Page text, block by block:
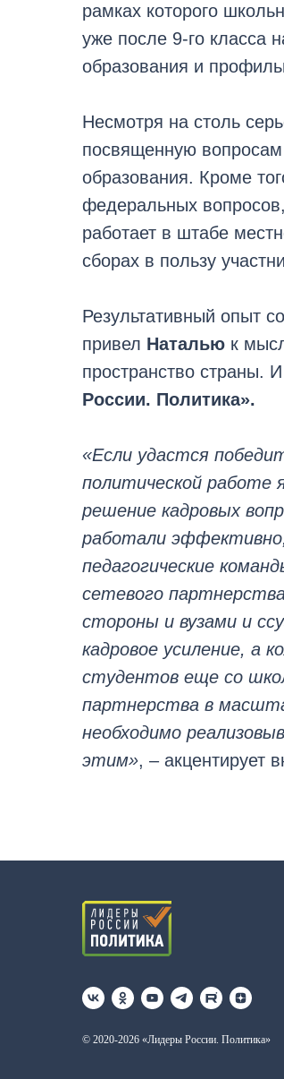
рамках которого
уже после 9-го класса
образования и
Несмотря на столь
посвященную вопросам
образования. Кроме
федеральных
работает в штабе
сборах в пользу
Результативный опыт
привел Наталью к
пространство страны.
России. Политика».
«Если удастся
политической работе
решение кадровых
работали
педагогические
сетевого
стороны и вузами и
кадровое усиление, а
студентов еще со
партнерства в
необходимо
этим», – акцентирует
© 2020-2026 «Лидеры России. Политика»